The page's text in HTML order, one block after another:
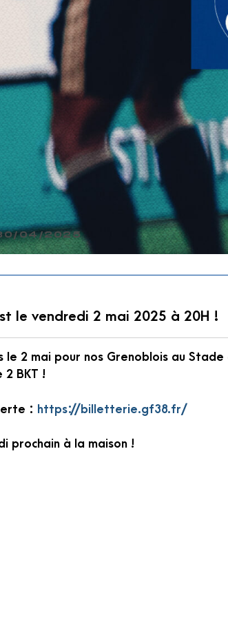
04/2025
le vendredi 2 mai 2025 à 20H !
le 2 mai pour nos Grenoblois au Stade
2 BKT !
: https://billetterie.gf38.fr/
prochain à la maison !